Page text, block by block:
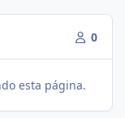
0
esta página.